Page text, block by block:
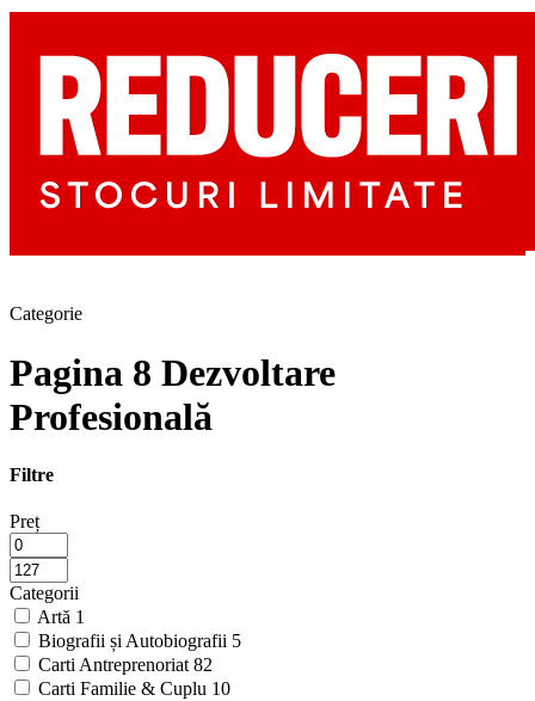
Categorie
Pagina 8 Dezvoltare
Profesională
Filtre
Preț
Categorii
Artă 1
Biografii și Autobiografii 5
Carti Antreprenoriat 82
Carti Familie & Cuplu 10